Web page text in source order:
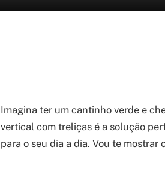
Imagina ter um cantinho verde e
vertical com treliças é a solução
para o seu dia a dia. Vou te mostrar